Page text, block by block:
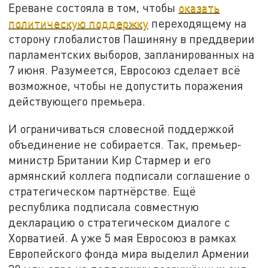
Ереване состояла в том, чтобы оказать
политическую поддержку переходящему на
сторону глобалистов Пашиняну в преддверии
парламентских выборов, запланированных на
7 июня. Разумеется, Евросоюз сделает всё
возможное, чтобы не допустить поражения
действующего премьера.
И ограничиваться словесной поддержкой
объединение не собирается. Так, премьер-
министр Британии Кир Стармер и его
армянский коллега подписали соглашение о
стратегическом партнёрстве. Ещё
республика подписала совместную
декларацию о стратегическом диалоге с
Хорватией. А уже 5 мая Евросоюз в рамках
Европейского фонда мира выделил Армении